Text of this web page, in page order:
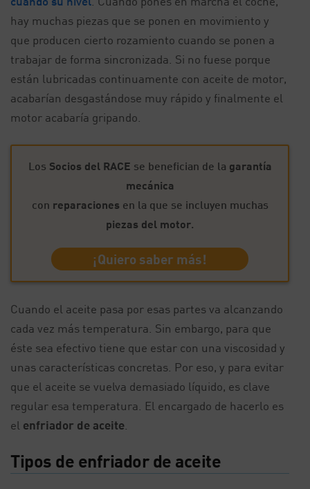
hay muchas piezas que se ponen en movimiento y
que producen cierto rozamiento cuando se ponen a
trabajar de forma sincronizada. Si no fuese porque
están lubricadas continuamente con aceite de motor,
acabarían desgastándose muy rápido y finalmente el
motor acabaría gripando.
Los Socios del RACE se benefician de la garantía
mecánica
con reparaciones en la que se incluyen muchas
piezas del motor.
¡Quiero saber más!
Cuando el aceite pasa por esas partes va alcanzando
cada vez más temperatura. Sin embargo, para que
éste sea efectivo tiene que estar con una viscosidad y
unas características concretas. Por eso, y para evitar
que el aceite se vuelva demasiado líquido, es clave
regular esa temperatura. El encargado de hacerlo es
el enfriador de aceite
Tipos de enfriador de aceite